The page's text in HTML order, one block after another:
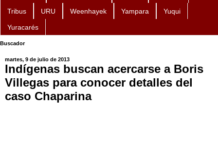
Tribus URU Weenhayek Yampara Yuqui
Yuracarés
Buscador
martes, 9 de julio de 2013
Indígenas buscan acercarse a Boris
Villegas para conocer detalles del
caso Chaparina